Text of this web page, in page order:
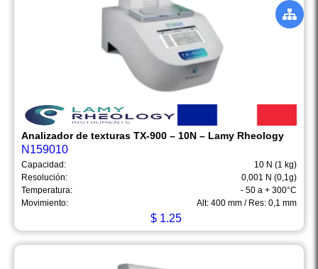
Analizador de texturas TX-900 – 10N – Lamy Rheology
N159010
Capacidad:
10 N (1 kg)
Resolución:
0,001 N (0,1g)
Temperatura:
- 50 a + 300°C
Movimiento:
Alt: 400 mm / Res: 0,1 mm
$ 1.25